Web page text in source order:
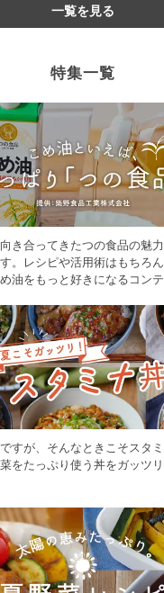
一覧を見る
特集一覧
き合ってきたつの食品の魅
。レシピや活用術はもちろ
油をもっと好きになるコン
すが、そんなときこそスタ
をたっぷり使う丼をガッツ